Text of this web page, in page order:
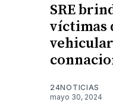
SRE
víctimas
24NOTICIAS
mayo 30, 2024